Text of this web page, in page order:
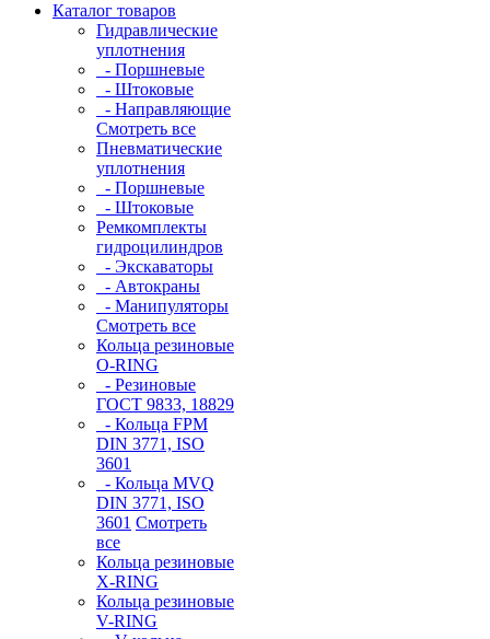
Каталог товаров
Гидравлические
уплотнения
- Поршневые
- Штоковые
- Направляющие
Смотреть все
Пневматические
уплотнения
- Поршневые
- Штоковые
Ремкомплекты
гидроцилиндров
- Экскаваторы
- Автокраны
- Манипуляторы
Смотреть все
Кольца резиновые
O-RING
- Резиновые
ГОСТ 9833, 18829
- Кольца FPM
DIN 3771, ISO
3601
- Кольца MVQ
DIN 3771, ISO
3601 Смотреть
все
Кольца резиновые
Х-RING
Кольца резиновые
V-RING